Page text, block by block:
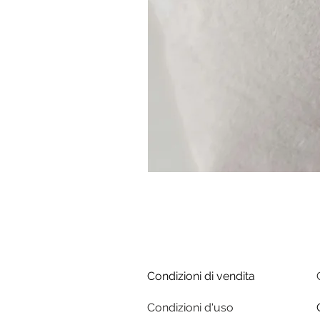
Condizioni di vendita
Condizioni d'uso